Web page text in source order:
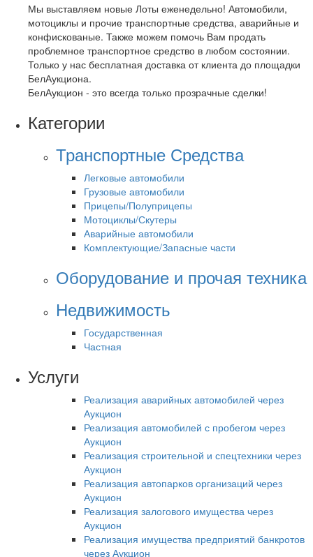
Мы выставляем новые Лоты еженедельно! Автомобили,
мотоциклы и прочие транспортные средства, аварийные и
конфискованые. Также можем помочь Вам продать
проблемное транспортное средство в любом состоянии.
Только у нас бесплатная доставка от клиента до площадки
БелАукциона.
БелАукцион - это всегда только прозрачные сделки!
Категории
Транспортные Средства
Легковые автомобили
Грузовые автомобили
Прицепы/Полуприцепы
Мотоциклы/Скутеры
Аварийные автомобили
Комплектующие/Запасные части
Оборудование и прочая техника
Недвижимость
Государственная
Частная
Услуги
Реализация аварийных автомобилей через
Аукцион
Реализация автомобилей с пробегом через
Аукцион
Реализация строительной и спецтехники через
Аукцион
Реализация автопарков организаций через
Аукцион
Реализация залогового имущества через
Аукцион
Реализация имущества предприятий банкротов
через Аукцион